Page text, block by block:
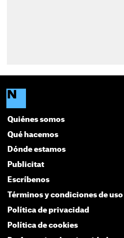
Quiénes somos
Qué hacemos
Dónde estamos
Publicitat
Escríbenos
Términos y condiciones de uso
Política de privacidad
Política de cookies